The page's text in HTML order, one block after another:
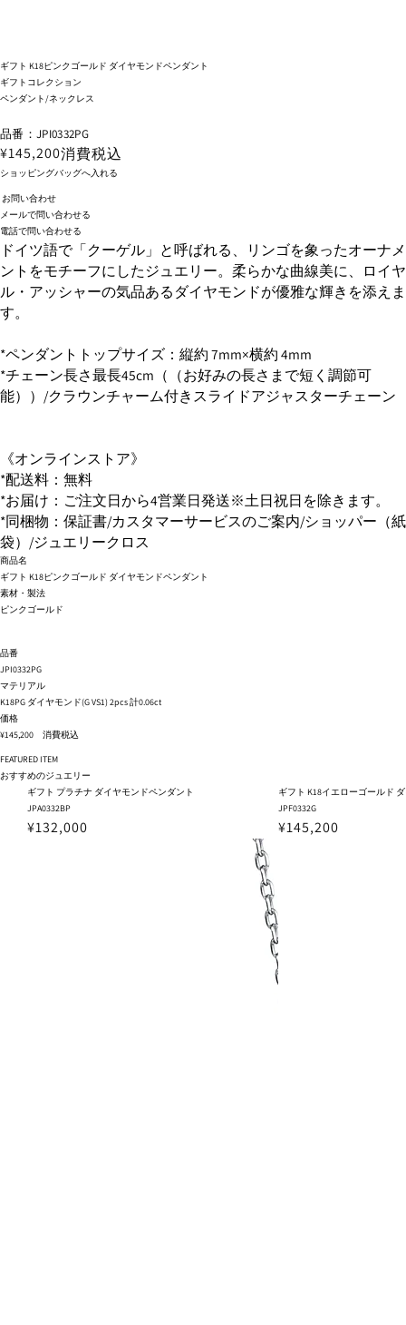
ギフト K18ピンクゴールド ダイヤモンドペンダント
ギフトコレクション
ペンダント/ネックレス
品番：JPI0332PG
¥145,200消費税込
ショッピングバッグへ入れる
お問い合わせ
メールで問い合わせる
電話で問い合わせる
ドイツ語で「クーゲル」と呼ばれる、リンゴを象ったオーナメ
ントをモチーフにしたジュエリー。柔らかな曲線美に、ロイヤ
ル・アッシャーの気品あるダイヤモンドが優雅な輝きを添えま
す。
*ペンダントトップサイズ：縦約 7mm×横約 4mm
*チェーン長さ最長45cm（（お好みの長さまで短く調節可
能））/クラウンチャーム付きスライドアジャスターチェーン
《オンラインストア》
*配送料：無料
*お届け：ご注文日から4営業日発送※土日祝日を除きます。
*同梱物：保証書/カスタマーサービスのご案内/ショッパー（紙
袋）/ジュエリークロス
商品名
ギフト K18ピンクゴールド ダイヤモンドペンダント
素材・製法
ピンクゴールド
品番
JPI0332PG
マテリアル
K18PG ダイヤモンド(G VS1) 2pcs 計0.06ct
価格
¥145,200 消費税込
FEATURED ITEM
おすすめのジュエリー
ギフト プラチナ ダイヤモンドペンダント
JPA0332BP
¥132,000
ギフト K18イエローゴールド
JPF0332G
¥145,200